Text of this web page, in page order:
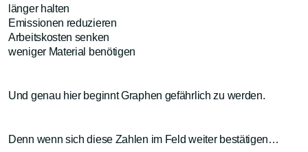
länger halten
Emissionen reduzieren
Arbeitskosten senken
weniger Material benötigen
Und genau hier beginnt Graphen gefährlich zu werden.
Denn wenn sich diese Zahlen im Feld weiter bestätigen…